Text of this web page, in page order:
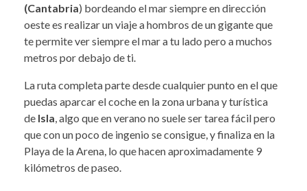
(Cantabria) bordeando el mar siempre en dirección
oeste es realizar un viaje a hombros de un gigante que
te permite ver siempre el mar a tu lado pero a muchos
metros por debajo de ti.
La ruta completa parte desde cualquier punto en el que
puedas aparcar el coche en la zona urbana y turística
de Isla , algo que en verano no suele ser tarea fácil pero
que con un poco de ingenio se consigue, y finaliza en la
Playa de la Arena, lo que hacen aproximadamente 9
kilómetros de paseo.